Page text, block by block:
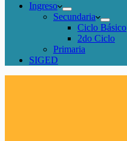
Ingreso
Secundaria
Ciclo Básico
2do Ciclo
Primaria
SIGED